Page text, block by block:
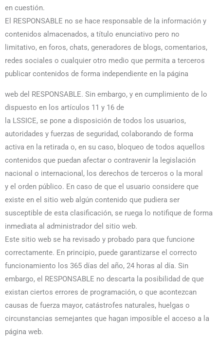
en cuestión.
El RESPONSABLE no se hace responsable de la información y
contenidos almacenados, a título enunciativo pero no
limitativo, en foros, chats, generadores de blogs, comentarios,
redes sociales o cualquier otro medio que permita a terceros
publicar contenidos de forma independiente en la página
web del RESPONSABLE. Sin embargo, y en cumplimiento de lo
dispuesto en los artículos 11 y 16 de
la LSSICE, se pone a disposición de todos los usuarios,
autoridades y fuerzas de seguridad, colaborando de forma
activa en la retirada o, en su caso, bloqueo de todos aquellos
contenidos que puedan afectar o contravenir la legislación
nacional o internacional, los derechos de terceros o la moral
y el orden público. En caso de que el usuario considere que
existe en el sitio web algún contenido que pudiera ser
susceptible de esta clasificación, se ruega lo notifique de forma
inmediata al administrador del sitio web.
Este sitio web se ha revisado y probado para que funcione
correctamente. En principio, puede garantizarse el correcto
funcionamiento los 365 días del año, 24 horas al día. Sin
embargo, el RESPONSABLE no descarta la posibilidad de que
existan ciertos errores de programación, o que acontezcan
causas de fuerza mayor, catástrofes naturales, huelgas o
circunstancias semejantes que hagan imposible el acceso a la
página web.